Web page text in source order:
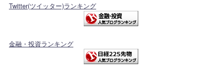
Twitter(ツイッター)ランキング
金融・投資ランキング